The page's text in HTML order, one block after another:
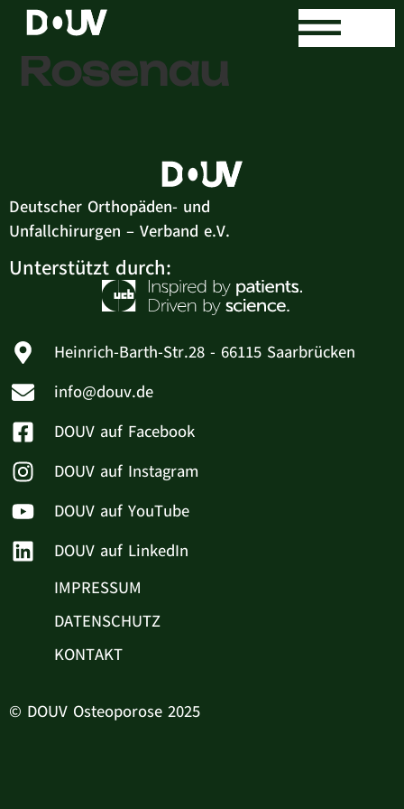
Dr. med. Eike
Rosenau
Deutscher Orthopäden- und
Unfallchirurgen – Verband e.V.
Unterstützt durch:
Heinrich-Barth-Str.28 - 66115 Saarbrücken
info@douv.de
DOUV auf Facebook
DOUV auf Instagram
DOUV auf YouTube
DOUV auf LinkedIn
IMPRESSUM
DATENSCHUTZ
KONTAKT
© DOUV Osteoporose 2025